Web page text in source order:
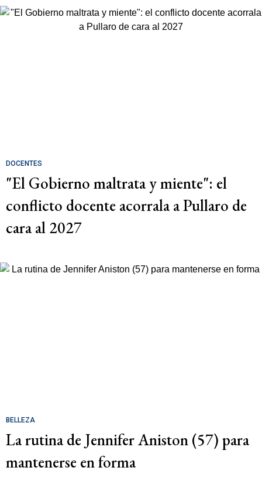
DOCENTES
"El Gobierno maltrata y miente": el
conflicto docente acorrala a Pullaro de
cara al 2027
BELLEZA
La rutina de Jennifer Aniston (57) para
mantenerse en forma